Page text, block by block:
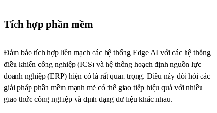
Tích hợp phần mềm
Đảm bảo tích hợp liền mạch các hệ thống Edge AI với các hệ thống
điều khiển công nghiệp (ICS) và hệ thống hoạch định nguồn lực
doanh nghiệp (ERP) hiện có là rất quan trọng. Điều này đòi hỏi các
giải pháp phần mềm mạnh mẽ có thể giao tiếp hiệu quả với nhiều
giao thức công nghiệp và định dạng dữ liệu khác nhau.